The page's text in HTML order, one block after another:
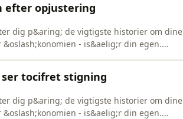
efter opjustering
dig p&aring; de vigtigste historier om dine
- is&aelig;r din egen.
tocifret stigning
dig p&aring; de vigtigste historier om dine
- is&aelig;r din egen.